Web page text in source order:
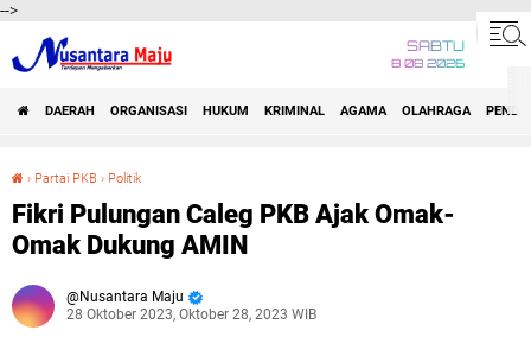
-->
SABTU
8 08 2026
DAERAH ORGANISASI HUKUM KRIMINAL AGAMA OLAHRAGA
› Partai PKB › Politik
Fikri Pulungan Caleg PKB Ajak Omak-
Omak Dukung AMIN
Nusantara Maju
28 Oktober 2023, Oktober 28, 2023 WIB